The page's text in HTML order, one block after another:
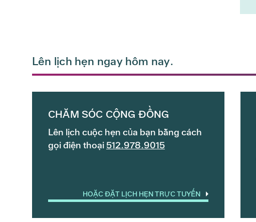
Lên lịch hẹn ngay hôm nay.
CHĂM SÓC CỘNG ĐỒNG
Lên lịch cuộc hẹn của bạn bằng cách
gọi điện thoại 512.978.9015
HOẶC ĐẶT LỊCH HẸN TRỰC TUYẾN